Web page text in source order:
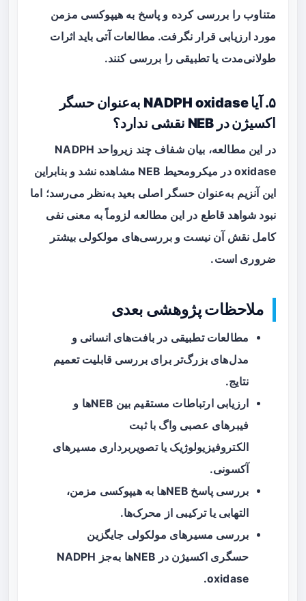
متناوب را بررسی کرده و پاسخ به هیپوکسی مزمن
مورد ارزیابی قرار نگرفت. مطالعات آتی باید اثرات
طولانی‌مدت یا تطبیقی را بررسی کنند.
۵. آیا NADPH oxidase به‌عنوان حسگر
اکسیژن در NEB نقشی ندارد؟
در این مطالعه، بیان شفاف چند زیرواحد NADPH
oxidase در میکرومحیط NEB مشاهده نشد و بنابراین
این آنزیم به‌عنوان حسگر اصلی بعید به‌نظر می‌رسد؛ اما
نبود شواهد قاطع در این مطالعه لزوماً به معنی نفی
کامل نقش آن نیست و بررسی‌های مولکولی بیشتر
ضروری است.
ملاحظات پژوهشی بعدی
مطالعات تطبیقی در بافت‌های انسانی و
مدل‌های بزرگ‌تر برای بررسی قابلیت تعمیم
نتایج.
ارزیابی ارتباطات مستقیم بین NEBها و
فیبرهای عصبی واگ با ثبت
الکتروفیزیولوژیک یا تصویربرداری مسیرهای
آکسونی.
بررسی پاسخ NEBها به هیپوکسی مزمن،
التهابی یا ترکیبی از محرک‌ها.
بررسی مسیرهای مولکولی جایگزین
حسگری اکسیژن در NEBها به‌جز NADPH
oxidase.